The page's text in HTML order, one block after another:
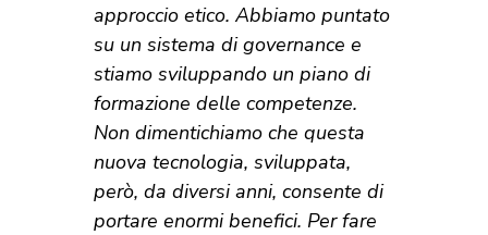
approccio etico. Abbiamo puntato
su un sistema di governance e
stiamo sviluppando un piano di
formazione delle competenze.
Non dimentichiamo che questa
nuova tecnologia, sviluppata,
però, da diversi anni, consente di
portare enormi benefici. Per fare